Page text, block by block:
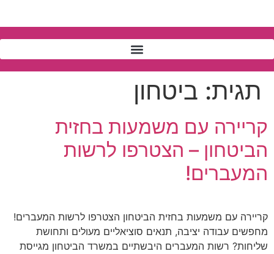
תגית: ביטחון
קריירה עם משמעות בחזית
הביטחון – הצטרפו לרשות
המעברים!
קריירה עם משמעות בחזית הביטחון הצטרפו לרשות המעברים!
מחפשים עבודה יציבה, תנאים סוציאליים מעולים ותחושת
שליחות? רשות המעברים היבשתיים במשרד הביטחון מגייסת